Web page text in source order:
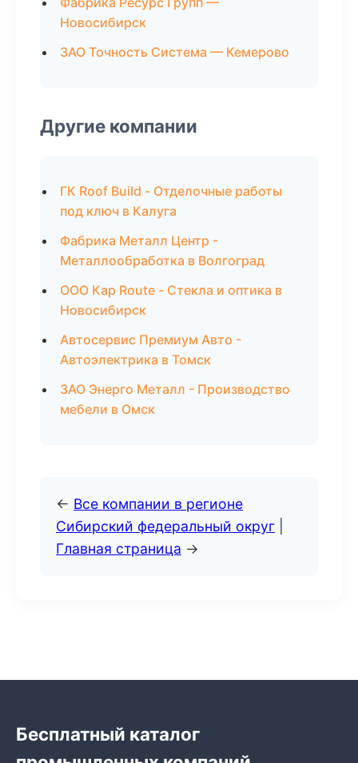
Новосибирск
ЗАО Точность Система — Кемерово
Другие компании
ГК Roof Build - Отделочные работы
под ключ в Калуга
Фабрика Металл Центр -
Металлообработка в Волгоград
ООО Кар Route - Стекла и оптика в
Новосибирск
Автосервис Премиум Авто -
Автоэлектрика в Томск
ЗАО Энерго Металл - Производство
мебели в Омск
← Все компании в регионе
Сибирский федеральный округ
Главная страница →
Бесплатный каталог